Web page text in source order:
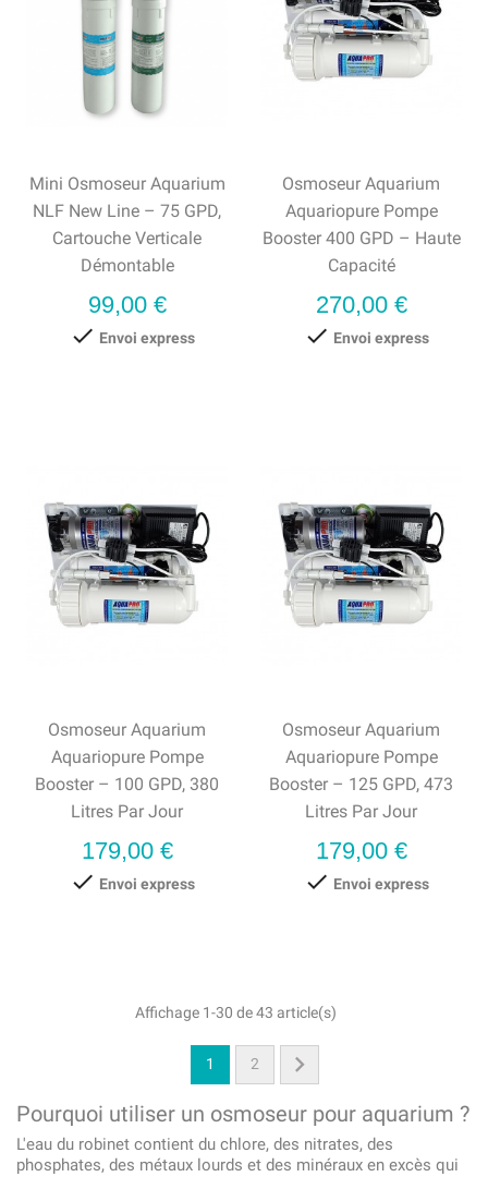
Mini Osmoseur Aquarium
NLF New Line – 75 GPD,
Cartouche Verticale
Démontable
Prix
99,00 €
 Envoi express
Osmoseur Aquarium
Aquariopure Pompe
Booster 400 GPD – Haute
Capacité
Prix
270,00 €
 Envoi express
Osmoseur Aquarium
Aquariopure Pompe
Booster – 100 GPD, 380
Litres Par Jour
Prix
179,00 €
 Envoi express
Osmoseur Aquarium
Aquariopure Pompe
Booster – 125 GPD, 473
Litres Par Jour
Prix
179,00 €
 Envoi express
Affichage 1-30 de 43 article(s)
1 2 
Pourquoi utiliser un osmoseur pour aquarium ?
L'eau du robinet contient du chlore, des nitrates, des
phosphates, des métaux lourds et des minéraux en excès qui